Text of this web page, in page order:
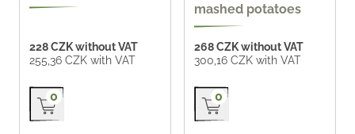
228 CZK without VAT
255,36 CZK with VAT
Přidat do košíku
0
mashed potatoes
268 CZK without VAT
300,16 CZK with VAT
Přidat do košíku
0